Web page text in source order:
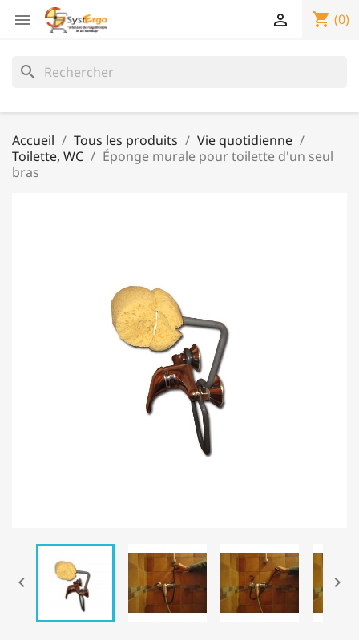
 shopping_cart (0)

search
Accueil Tous les produits
Vie quotidienne
Toilette, WC
Éponge murale pour toilette d'un seul
bras
 